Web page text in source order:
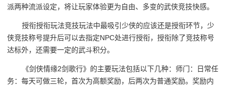
派两种流派设定，将让玩家体验更为自由、多变的武侠竞技快感。
授衔授衔玩法竞技玩法中最吸引少侠的应该还是授衔环节，少
侠竞技称号提升后可以去指定NPC处进行授衔，授衔除了竞技称号
达标外，还需要一定的武斗积分。
《剑侠情缘2剑歌行》的主要玩法包括以下几种：师门：日常任
务：每天可做三轮，首次为高额奖励，后两次为普通奖励。奖励内